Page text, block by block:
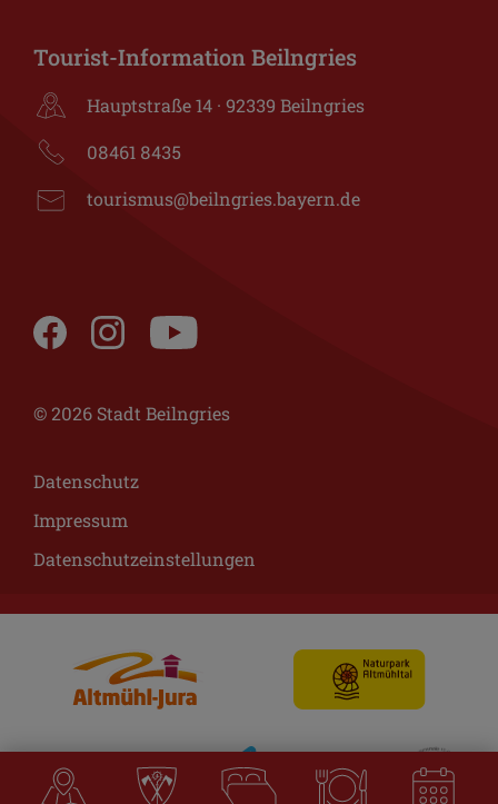
Tourist-Information Beilngries
Hauptstraße 14 · 92339 Beilngries
08461 8435
tourismus@beilngries.bayern.de
© 2026 Stadt Beilngries
Datenschutz
Impressum
Datenschutzeinstellungen